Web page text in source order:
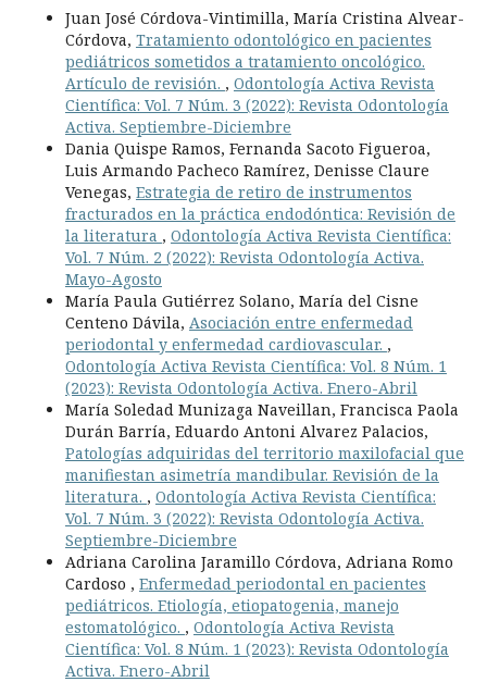
Juan José Córdova-Vintimilla, María Cristina Alvear-
Córdova, Tratamiento odontológico en pacientes
pediátricos sometidos a tratamiento oncológico.
Artículo de revisión. , Odontología Activa Revista
Científica: Vol. 7 Núm. 3 (2022): Revista Odontología
Activa. Septiembre-Diciembre
Dania Quispe Ramos, Fernanda Sacoto Figueroa,
Luis Armando Pacheco Ramírez, Denisse Claure
Venegas, Estrategia de retiro de instrumentos
fracturados en la práctica endodóntica: Revisión de
la literatura , Odontología Activa Revista Científica:
Vol. 7 Núm. 2 (2022): Revista Odontología Activa.
Mayo-Agosto
María Paula Gutiérrez Solano, María del Cisne
Centeno Dávila, Asociación entre enfermedad
periodontal y enfermedad cardiovascular. ,
Odontología Activa Revista Científica: Vol. 8 Núm. 1
(2023): Revista Odontología Activa. Enero-Abril
María Soledad Munizaga Naveillan, Francisca Paola
Durán Barría, Eduardo Antoni Alvarez Palacios,
Patologías adquiridas del territorio maxilofacial que
manifiestan asimetría mandibular. Revisión de la
literatura. , Odontología Activa Revista Científica:
Vol. 7 Núm. 3 (2022): Revista Odontología Activa.
Septiembre-Diciembre
Adriana Carolina Jaramillo Córdova, Adriana Romo
Cardoso , Enfermedad periodontal en pacientes
pediátricos. Etiología, etiopatogenia, manejo
estomatológico. , Odontología Activa Revista
Científica: Vol. 8 Núm. 1 (2023): Revista Odontología
Activa. Enero-Abril